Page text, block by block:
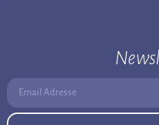
Email Adresse: